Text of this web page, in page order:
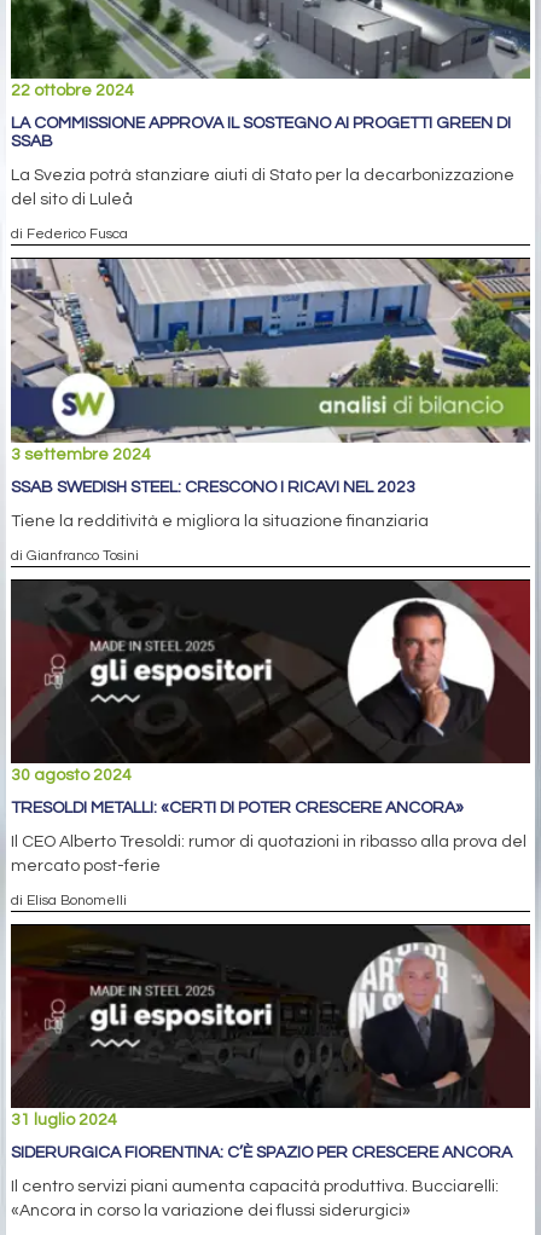
22 ottobre 2024
LA COMMISSIONE APPROVA IL SOSTEGNO AI PROGETTI GREEN DI
SSAB
La Svezia potrà stanziare aiuti di Stato per la decarbonizzazione
del sito di Luleå
di Federico Fusca
3 settembre 2024
SSAB SWEDISH STEEL: CRESCONO I RICAVI NEL 2023
Tiene la redditività e migliora la situazione finanziaria
di Gianfranco Tosini
30 agosto 2024
TRESOLDI METALLI: «CERTI DI POTER CRESCERE ANCORA»
Il CEO Alberto Tresoldi: rumor di quotazioni in ribasso alla prova del
mercato post-ferie
di Elisa Bonomelli
31 luglio 2024
SIDERURGICA FIORENTINA: C’È SPAZIO PER CRESCERE ANCORA
Il centro servizi piani aumenta capacità produttiva. Bucciarelli:
«Ancora in corso la variazione dei flussi siderurgici»